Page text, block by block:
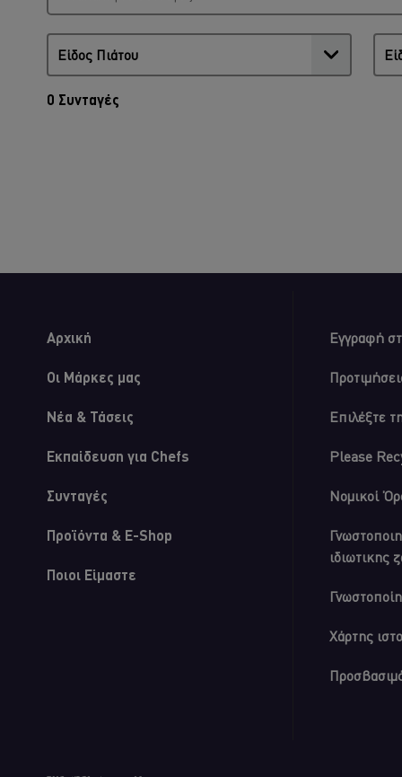
0 Συνταγές
Αρχική
Οι Μάρκες μας
Νέα & Τάσεις
Εκπαίδευση για Chefs
Συνταγές
Προϊόντα & E-Shop
Ποιοι Είμαστε
Εγγραφή
Επιλέξτε
Please
Νομικοί
ιδιωτικης
Χάρτης